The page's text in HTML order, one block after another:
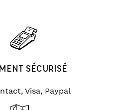
SÉCURISÉ
Visa, Paypal